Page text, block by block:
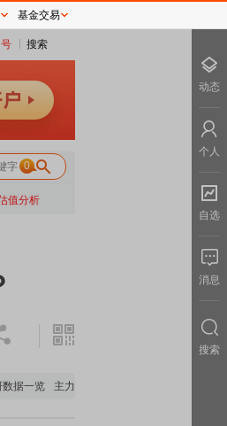
搜索
0
值分析
一览 主力最新动向
基金交易
动态
个人
自选
消息
搜索